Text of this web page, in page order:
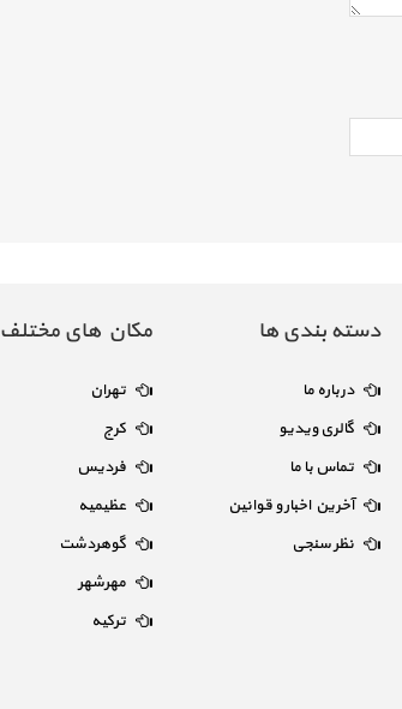
دسته بندی ها
درباره ما
گالری ویدیو
تماس با ما
آخرین اخبار و قوانین
نظر سنجی
مکان های مختلف
تهران
کرج
فردیس
عظیمیه
گوهردشت
مهرشهر
ترکیه